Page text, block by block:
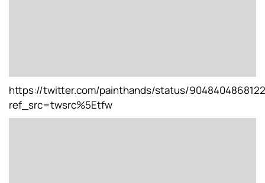
https://twitter.com/painthands/status/
ref_src=twsrc%5Etfw